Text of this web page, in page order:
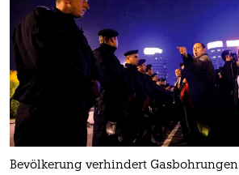
Bevölkerung verhindert Gasbohrungen